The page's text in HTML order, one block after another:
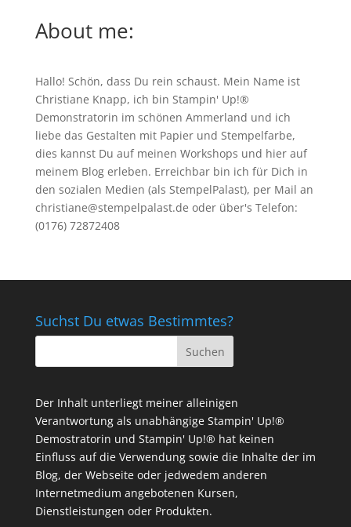
About me:
Hallo! Schön, dass Du rein schaust. Mein Name ist
Christiane Knapp, ich bin Stampin' Up!®
Demonstratorin im schönen Ammerland und ich
liebe das Gestalten mit Papier und Stempelfarbe,
dies kannst Du auf meinen Workshops und hier auf
meinem Blog erleben. Erreichbar bin ich für Dich in
den sozialen Medien (als StempelPalast), per Mail an
christiane@stempelpalast.de oder über's Telefon:
(0176) 72872408
Suchst Du etwas Bestimmtes?
Der Inhalt unterliegt meiner alleinigen
Verantwortung als unabhängige Stampin' Up!®
Demostratorin und Stampin' Up!® hat keinen
Einfluss auf die Verwendung sowie die Inhalte der im
Blog, der Webseite oder jedwedem anderen
Internetmedium angebotenen Kursen,
Dienstleistungen oder Produkten.